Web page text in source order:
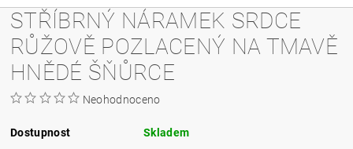
STŘÍBRNÝ NÁRAMEK SRDCE
RŮŽOVĚ POZLACENÝ NA TMAVĚ
HNĚDÉ ŠŇŮRCE
Neohodnoceno
Dostupnost Skladem